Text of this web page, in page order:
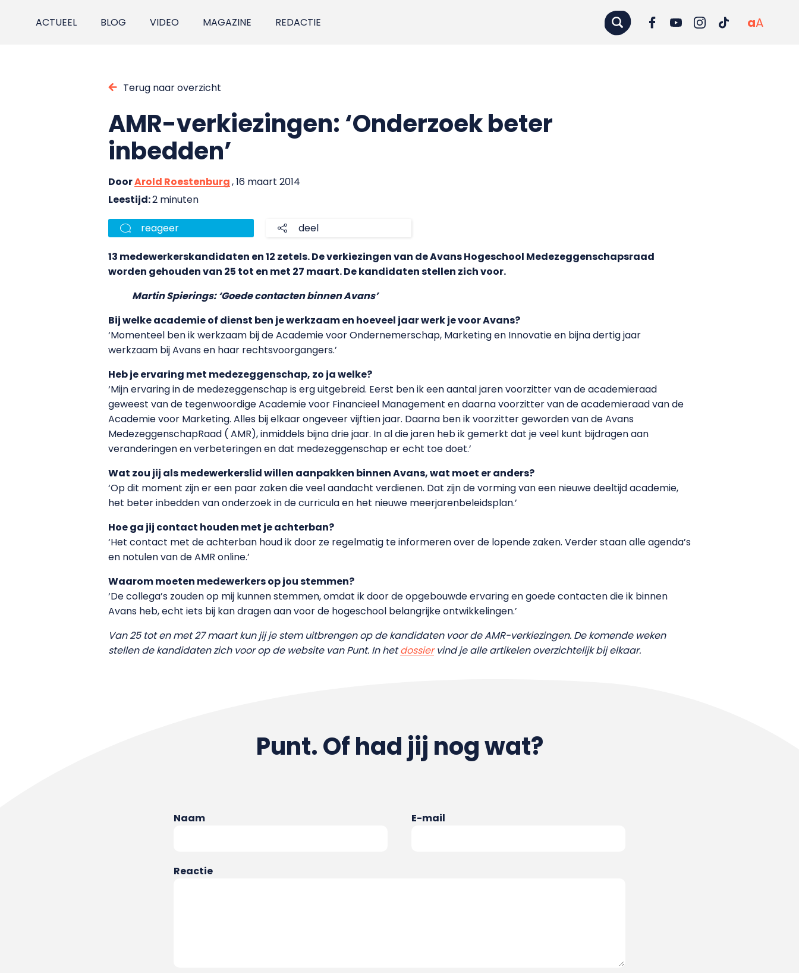
ACTUEEL BLOG VIDEO MAGAZINE REDACTIE aA
Terug naar overzicht
AMR-verkiezingen: ‘Onderzoek beter
inbedden’
DoorArold Roestenburg, 16 maart 2014
Leestijd:2 minuten
reageer deel
13 medewerkerskandidaten en 12 zetels. De verkiezingen van de Avans Hogeschool Medezeggenschapsraad
worden gehouden van 25 tot en met 27 maart. De kandidaten stellen zich voor.
Martin Spierings: ‘Goede contacten binnen Avans’
Bij welke academie of dienst ben je werkzaam en hoeveel jaar werk je voor Avans?
‘Momenteel ben ik werkzaam bij de Academie voor Ondernemerschap, Marketing en Innovatie en bijna dertig jaar
werkzaam bij Avans en haar rechtsvoorgangers.’
Heb je ervaring met medezeggenschap, zo ja welke?
‘Mijn ervaring in de medezeggenschap is erg uitgebreid. Eerst ben ik een aantal jaren voorzitter van de academieraad
geweest van de tegenwoordige Academie voor Financieel Management en daarna voorzitter van de academieraad van de
Academie voor Marketing. Alles bij elkaar ongeveer vijftien jaar. Daarna ben ik voorzitter geworden van de Avans
MedezeggenschapRaad ( AMR), inmiddels bijna drie jaar. In al die jaren heb ik gemerkt dat je veel kunt bijdragen aan
veranderingen en verbeteringen en dat medezeggenschap er echt toe doet.’
Wat zou jij als medewerkerslid willen aanpakken binnen Avans, wat moet er anders?
‘Op dit moment zijn er een paar zaken die veel aandacht verdienen. Dat zijn de vorming van een nieuwe deeltijd academie,
het beter inbedden van onderzoek in de curricula en het nieuwe meerjarenbeleidsplan.’
Hoe ga jij contact houden met je achterban?
‘Het contact met de achterban houd ik door ze regelmatig te informeren over de lopende zaken. Verder staan alle agenda’s
en notulen van de AMR online.’
Waarom moeten medewerkers op jou stemmen?
‘De collega’s zouden op mij kunnen stemmen, omdat ik door de opgebouwde ervaring en goede contacten die ik binnen
Avans heb, echt iets bij kan dragen aan voor de hogeschool belangrijke ontwikkelingen.’
Van 25 tot en met 27 maart kun jij je stem uitbrengen op de kandidaten voor de AMR-verkiezingen. De komende weken
stellen de kandidaten zich voor op de website van Punt. In hetdossier vind je alle artikelen overzichtelijk bij elkaar.
Punt. Of had jij nog wat?
Naam E-mail
Reactie